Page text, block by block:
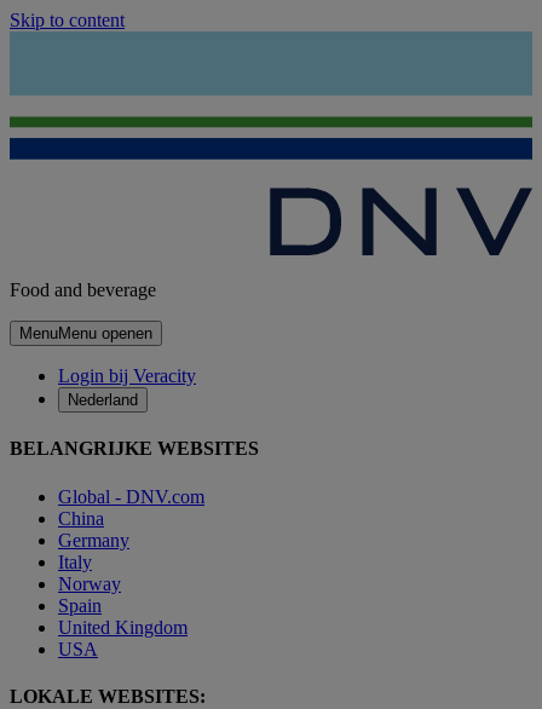
Skip to content
Food and beverage
MenuMenu openen
Login bij Veracity
Nederland
BELANGRIJKE WEBSITES
Global - DNV.com
China
Germany
Italy
Norway
Spain
United Kingdom
USA
LOKALE WEBSITES: